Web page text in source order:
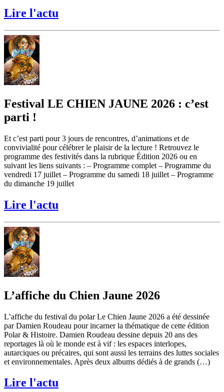
Lire l'actu
Festival LE CHIEN JAUNE 2026 : c’est
parti !
Et c’est parti pour 3 jours de rencontres, d’animations et de
convivialité pour célébrer le plaisir de la lecture ! Retrouvez le
programme des festivités dans la rubrique Édition 2026 ou en
suivant les liens suivants : – Programme complet – Programme du
vendredi 17 juillet – Programme du samedi 18 juillet – Programme
du dimanche 19 juillet
Lire l'actu
L’affiche du Chien Jaune 2026
L’affiche du festival du polar Le Chien Jaune 2026 a été dessinée
par Damien Roudeau pour incarner la thématique de cette édition
Polar & Histoire. Damien Roudeau dessine depuis 20 ans des
reportages là où le monde est à vif : les espaces interlopes,
autarciques ou précaires, qui sont aussi les terrains des luttes sociales
et environnementales. Après deux albums dédiés à de grands (…)
Lire l'actu